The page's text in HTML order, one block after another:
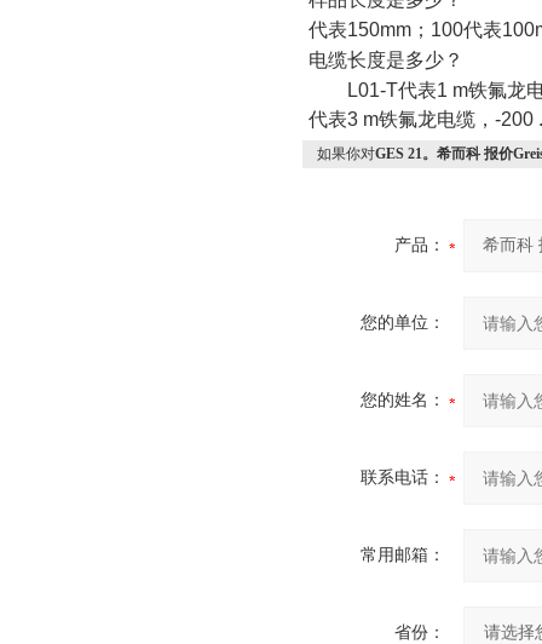
代表150mm ； 100代表
电缆长度是多少？
L01-T代表1 m铁氟龙
代表3 m铁氟龙电缆， -200
如果你对GES 21。希而科 报价
产品：
您的单位：
您的姓名：
联系电话：
常用邮箱：
省份：